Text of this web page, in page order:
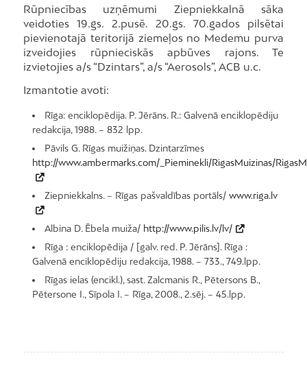
Rūpniecības uzņēmumi Ziepniekkalnā sāka
veidoties 19.gs. 2.pusē. 20.gs. 70.gados pilsētai
pievienotajā teritorijā ziemeļos no Medemu purva
izveidojies rūpnieciskās apbūves rajons. Te
izvietojies a/s “Dzintars”, a/s “Aerosols”, ACB u.c.
Izmantotie avoti:
Rīga: enciklopēdija. P. Jērāns. R.: Galvenā enciklopēdiju
redakcija, 1988. – 832 lpp.
Pāvils G. Rīgas muižiņas. Dzintarzīmes
http://www.ambermarks.com/_Pieminekli/RigasMuizinas/
Ziepniekkalns. – Rīgas pašvaldības portāls/ www.riga.lv
Albina D. Ēbela muiža/ http://www.pilis.lv/lv/
Rīga : enciklopēdija / [galv. red. P. Jērāns]. Rīga :
Galvenā enciklopēdiju redakcija, 1988. – 733., 749.lpp.
Rīgas ielas (encikl.), sast. Zalcmanis R., Pētersons B.,
Pētersone I., Sīpola I. – Rīga, 2008., 2.sēj. – 45.lpp.